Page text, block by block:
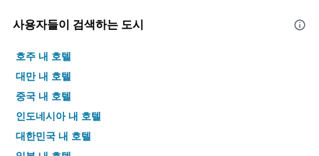
사용자들이 검색하는 도시
호주 내 호텔
대만 내 호텔
중국 내 호텔
인도네시아 내 호텔
대한민국 내 호텔